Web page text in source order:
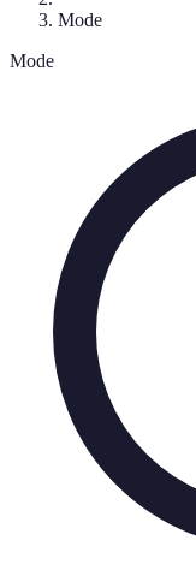
Mode
Mode